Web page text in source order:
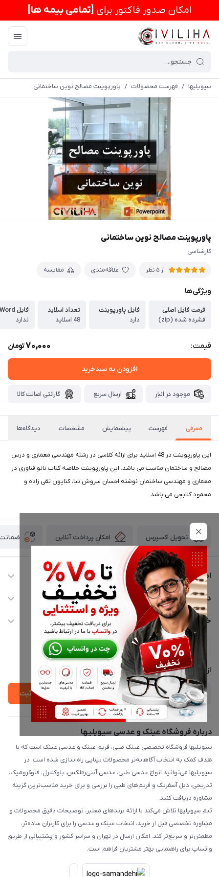
امكان صدور فاکتور برای [تمامی بیمه ها]
سیویلیها / فهرست محصولات / پاورپوینت مصالح نوین ساختمانی
پاورپوینت مصالح نوین ساختمانی
کارشناسی
از 5 نظر علاقه‌مندی مقایسه
ویژگی‌ها
فرمت فایل اصلی
فشرده شده (zip)
فایل پاورپوینت
دارد
تعداد اسلاید
48 اسلاید
فایل Word
ندارد
قیمت: 70,000تومان
افزودن به سبدخرید
موجود در انبار ارسال سریع گارانتی اصالت کالا
معرفی فهرست پیشنمایش مشخصات دیدگاه‌ها
این پاورپوینت در 48 اسلاید برای ارائه کلاسی در رشته مهندسی معماری و درس
مصالح و ساختمان مناسب می باشد. این پاورپوینت خلاصه کتاب نانو فناوری در
معماری و مهندسی ساختمان نوشته احسان سروش نیا، کتایون تقی زاده و
محمود گلابچی می باشد.
تحویل اکسپرس امکان پرداخت آنلاین ضمانت
اطلاعات تماس
02177116909
info@civiliha.com
ارسال فوری در تهران + ارسال به سراسر کشور
دسترسی سریع
حساب کاربری
مجله فروشگاه
لیست محصولات
درباره ما
خدمات مشتریان
حریم خصوصی
پشتیبانی واتساپ 09397003162
از جدید‌ترین تخفیف‌ها با‌ خبر شوید
ثبت
درباره فروشگاه عینک و عدسی سیویلیها
سیویلیها فروشگاه تخصصی عینک طبی، فریم عینک و عدسی عینک است که با
هدف کمک به انتخاب آگاهانه‌تر محصولات بینایی راه‌اندازی شده است. در
سیویلیها می‌توانید انواع عدسی طبی، عدسی آنتی‌رفلکس، بلوکنترل، فتوکرومیک،
تدریجی، دبل آسفریک و فریم‌های طبی را بررسی و برای خرید مناسب‌ترین گزینه
مشاوره دریافت کنید.
تیم سیویلیها تلاش می‌کند با ارائه برندهای معتبر، توضیحات دقیق محصولات و
مشاوره تخصصی قبل از خرید، انتخاب عینک و عدسی را برای کاربران ساده‌تر،
مطمئن‌تر و سریع‌تر کند. امکان ارسال در تهران و سراسر کشور و پشتیبانی از طریق
واتساپ برای راهنمایی بهتر مشتریان فراهم است.